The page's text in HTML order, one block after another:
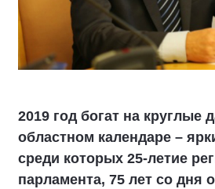
2019 год богат на круглые
областном календаре –
среди которых 25-летие
парламента, 75 лет со дня